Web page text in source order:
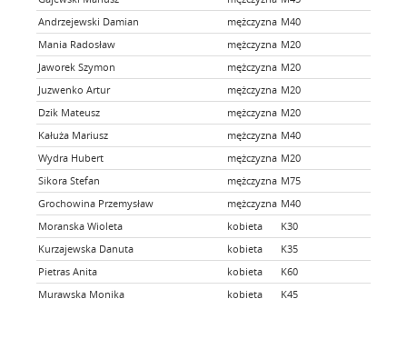
Andrzejewski Damian
mężczyzna M40
Mania Radosław
mężczyzna M20
Jaworek Szymon
mężczyzna M20
Juzwenko Artur
mężczyzna M20
Dzik Mateusz
mężczyzna M20
Kałuża Mariusz
mężczyzna M40
Wydra Hubert
mężczyzna M20
Sikora Stefan
mężczyzna M75
Grochowina Przemysław
mężczyzna M40
Moranska Wioleta
kobieta K30
Kurzajewska Danuta
kobieta K35
Pietras Anita
kobieta K60
Murawska Monika
kobieta K45